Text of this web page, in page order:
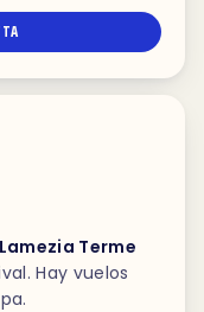
Terme
Hay vuelos